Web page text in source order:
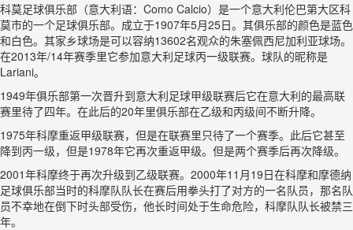
科莫足球俱乐部（意大利语：Como Calcio）是一个意大利伦巴第大区科
莫市的一个足球俱乐部。成立于1907年5月25日。其俱乐部的颜色是蓝色
和白色。其家乡球场是可以容纳13602名观众的朱塞佩西尼加利亚球场。
在2013年/14年赛季里它参加意大利足球丙一级联赛。球队的昵称是
Lariani。
1949年俱乐部第一次晋升到意大利足球甲级联赛后它在意大利的最高联
赛里待了四年。在此后的20年里俱乐部在乙级和丙级间不断升降。
1975年科摩重返甲级联赛，但是在联赛里只待了一个赛季。此后它甚至
降到丙一级，但是1978年它再次重返甲级。但是两个赛季后再次降级。
2001年科摩终于再次升级到乙级联赛。2000年11月19日在科摩和摩德纳
足球俱乐部当时的科摩队队长在赛后用拳头打了对方的一名队员，那名队
员不幸地在倒下时头部受伤，他长时间处于生命危险，科摩队队长被禁三
年。